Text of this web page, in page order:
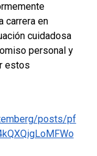
carrera en
cuidadosa
personal y
estos
posts/pf